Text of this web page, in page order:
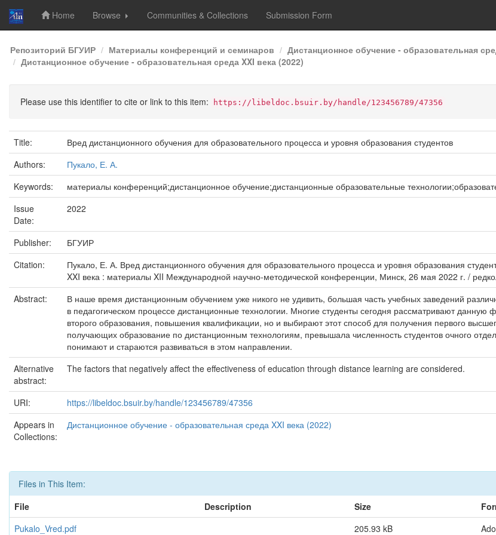
Skip
navigation
Home Browse Communities & Collections Submission Form
Репозиторий БГУИР Материалы конференций и семинаров
Дистанционное обучение - образовательная
Дистанционное обучение - образовательная среда XXI века (2022)
Please use this identifier to cite or link to this item: https://libeldoc.bsuir.by/handle/123456789/47356
Title:
Вред дистанционного обучения для образовательного процесса и уровня образования студентов
Authors:
Пукало, Е. А.
Keywords:
материалы конференций;дистанционное обучение;дистанционные образовательные
Issue
Date:
2022
Publisher:
БГУИР
Citation:
Пукало, Е. А. Вред дистанционного обучения для образовательного процесса и уровня образования
XXI века : материалы XII Международной научно-методической конференции, Минск, 26 мая 2022 г. /
Abstract:
В наше время дистанционным обучением уже никого не удивить, большая часть учебных заведений
в педагогическом процессе дистанционные технологии. Многие студенты сегодня рассматривают
второго образования, повышения квалификации, но и выбирают этот способ для получения первого
получающих образование по дистанционным технологиям, превышала численность студентов очного
понимают и стараются развиваться в этом направлении.
Alternative
abstract:
The factors that negatively affect the effectiveness of education through distance learning are considered.
URI:
https://libeldoc.bsuir.by/handle/123456789/47356
Appears in
Collections:
Дистанционное обучение - образовательная среда XXI века (2022)
Files in This Item:
File
Description Size
Pukalo_Vred.pdf
205.93 kB